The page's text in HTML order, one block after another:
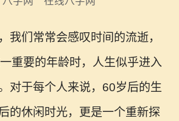
我们常常会感叹时间的流逝，
重要的年龄时，人生似乎进入
对于每个人来说，60岁后的生
的休闲时光，更是一个重新探